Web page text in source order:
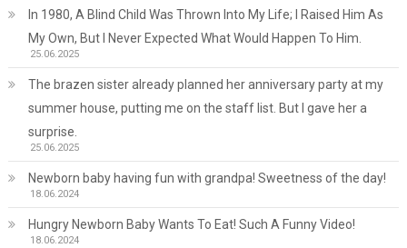
In 1980, A Blind Child Was Thrown Into My Life; I Raised Him As
My Own, But I Never Expected What Would Happen To Him.
25.06.2025
The brazen sister already planned her anniversary party at my
summer house, putting me on the staff list. But I gave her a
surprise.
25.06.2025
Newborn baby having fun with grandpa! Sweetness of the day!
18.06.2024
Hungry Newborn Baby Wants To Eat! Such A Funny Video!
18.06.2024